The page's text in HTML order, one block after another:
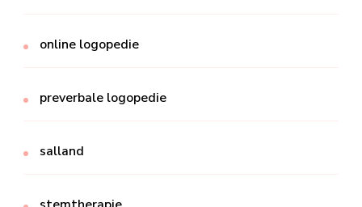
online logopedie
preverbale logopedie
salland